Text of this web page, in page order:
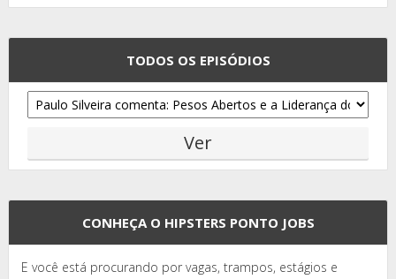
TODOS OS EPISÓDIOS
CONHEÇA O HIPSTERS PONTO JOBS
E você está procurando por vagas, trampos, estágios e